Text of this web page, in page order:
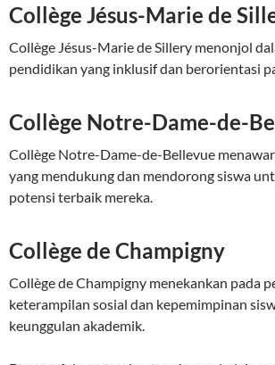
Collège Jésus-Marie de
Collège Jésus-Marie de Sillery menonjol
pendidikan yang inklusif dan berorientasi
Collège Notre-Dame-de-
Collège Notre-Dame-de-Bellevue
yang mendukung dan mendorong siswa
potensi terbaik mereka.
Collège de Champigny
Collège de Champigny menekankan pada
keterampilan sosial dan kepemimpinan
keunggulan akademik.